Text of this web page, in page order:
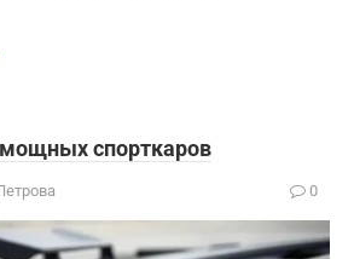
спорткаров
0